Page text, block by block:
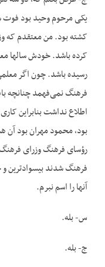
یکی مرحوم وحید بود
کشته بود. من معتقدم که
کرده باشد. خودش سالها
رسیده باشد. چون اگر
فرهنگ نمی‌فهمد چنانچه
اطلاع نداشت بنابراین
بود، محمود مهران بود آن
رؤسای فرهنگ وزرای
فرهنگ شدند بیسوادترین
آنها را اسم نبرم.
س- بله.
ج- بله.